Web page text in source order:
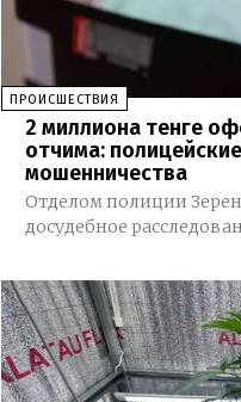
ПРОИСШЕСТВИЯ
2 миллиона тенге
отчима:
мошенничества
Отделом полиции
досудебное